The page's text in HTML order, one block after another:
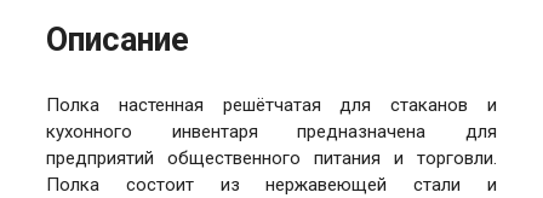
Описание
Полка настенная решётчатая для стаканов и
кухонного инвентаря предназначена для
предприятий общественного питания и торговли.
Полка состоит из нержавеющей стали и